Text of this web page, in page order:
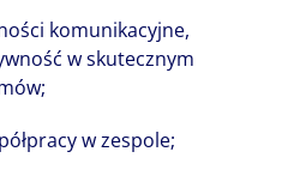
komunikacyjne,
w skutecznym
w zespole;
talenty i
komplementarną,
całość i wspólnie